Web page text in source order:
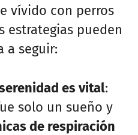
vívido con perros
estrategias pueden
a seguir:
es vital:
solo un sueño y
de respiración